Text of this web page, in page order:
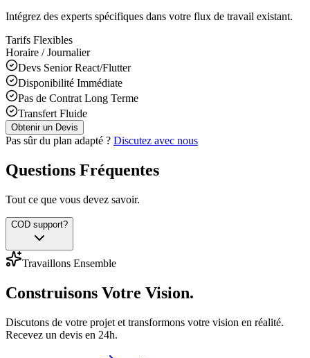
Intégrez des experts spécifiques dans votre flux de travail existant.
Tarifs Flexibles
Horaire / Journalier
Devs Senior React/Flutter
Disponibilité Immédiate
Pas de Contrat Long Terme
Transfert Fluide
Obtenir un Devis
Pas sûr du plan adapté ? Discutez avec nous
Questions Fréquentes
Tout ce que vous devez savoir.
COD support?
Travaillons Ensemble
Construisons Votre Vision.
Discutons de votre projet et transformons votre vision en réalité.
Recevez un devis en 24h.